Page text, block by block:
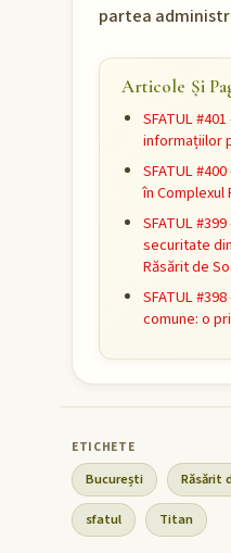
partea
Articole Și
SFATUL
informațiilor
SFATUL
în Complexul
SFATUL
securitate
Răsărit de
SFATUL
comune: o
București Răsărit
sfatul Titan